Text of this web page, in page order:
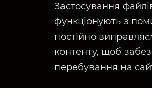
Застосування
функціонують з
постійно
контенту, щоб
перебування на